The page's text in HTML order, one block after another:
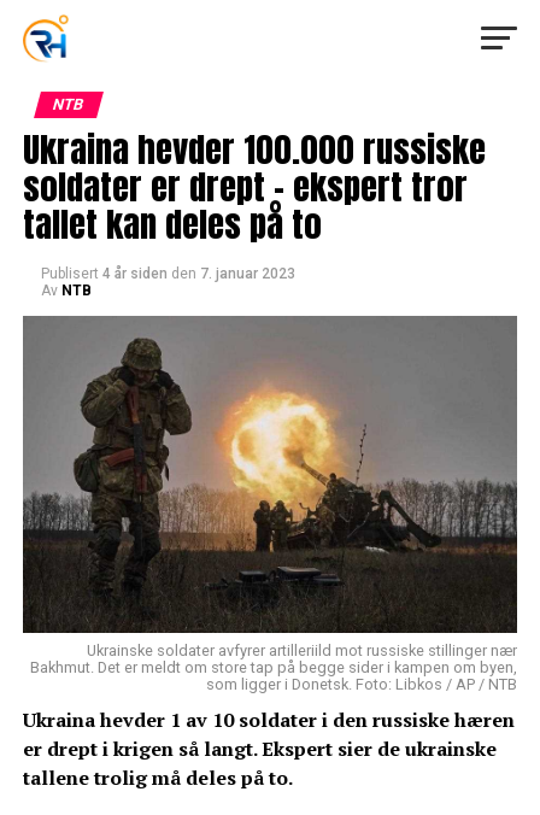
NTB
Ukraina hevder 100.000 russiske
soldater er drept – ekspert tror
tallet kan deles på to
Publisert 4 år siden den 7. januar 2023
Av NTB
Ukrainske soldater avfyrer artilleriild mot russiske stillinger nær
Bakhmut. Det er meldt om store tap på begge sider i kampen om byen,
som ligger i Donetsk. Foto: Libkos / AP / NTB
Ukraina hevder 1 av 10 soldater i den russiske hæren
er drept i krigen så langt. Ekspert sier de ukrainske
tallene trolig må deles på to.